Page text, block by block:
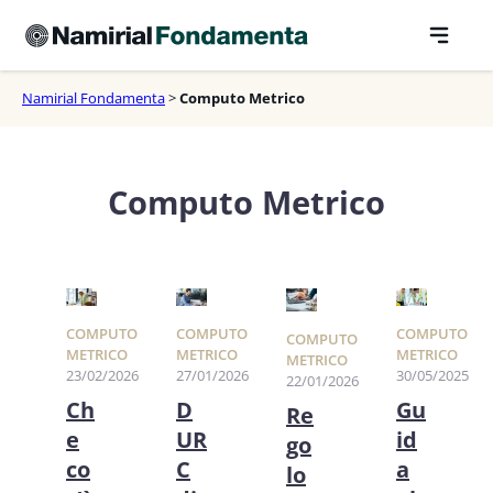
contenuto
Namirial Fondamenta>Computo Metrico
Computo Metrico
COMPUTO
METRICO
23/02/2026
Ch
e
co
COMPUTO
METRICO
27/01/2026
D
UR
C
COMPUTO
METRICO
22/01/2026
Re
go
lo
COMPUTO
METRICO
30/05/2025
Gu
id
a